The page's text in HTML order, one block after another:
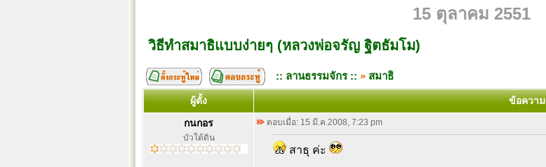
15 ตุลาคม 2551
วิธีทำสมาธิแบบง่ายๆ (หลวงพ่อจรัญ ฐิตธัมโม)
:: ลานธรรมจักร :: » สมาธิ
ผู้ตั้ง
ข้อความ
กนกอร
บัวใต้ดิน
ตอบเมื่อ: 15 มี.ค.2008, 7:23 pm
สาธุ ค่ะ